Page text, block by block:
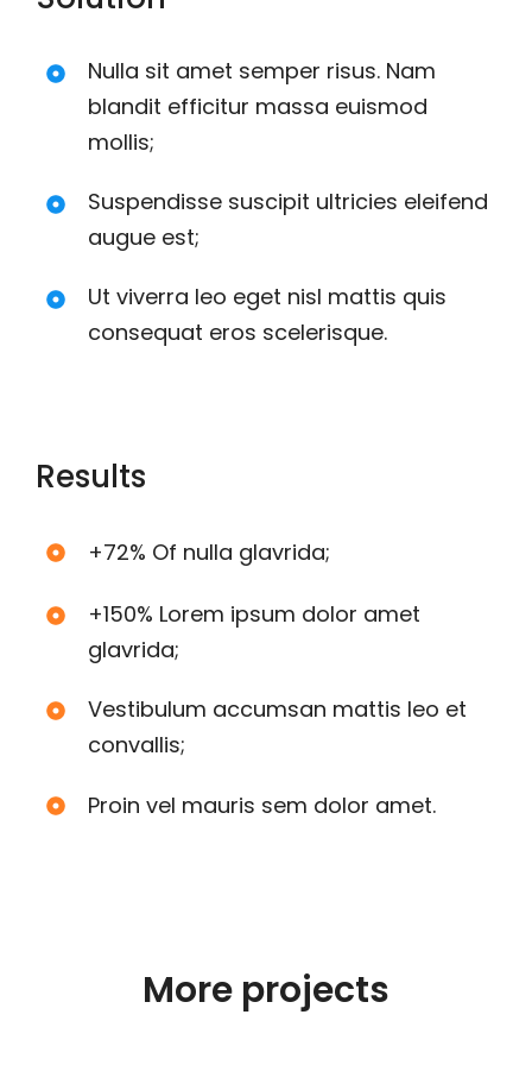
Nulla sit amet semper risus. Nam
blandit efficitur massa euismod
mollis;
Suspendisse suscipit ultricies eleifend
augue est;
Ut viverra leo eget nisl mattis quis
consequat eros scelerisque.
Results
+72% Of nulla glavrida;
+150% Lorem ipsum dolor amet
glavrida;
Vestibulum accumsan mattis leo et
convallis;
Proin vel mauris sem dolor amet.
More projects